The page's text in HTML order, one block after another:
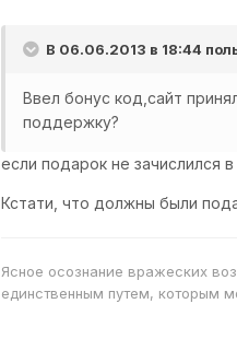
В 06.06.2013 в 18:44
Ввел бонус код,сайт
поддержку?
если подарок не зачислился
Кстати, что должны были
Ясное осознание вражеских
единственным путем, которым